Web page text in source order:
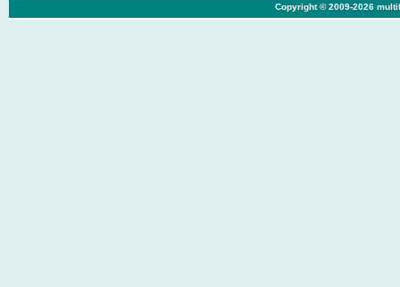
Copyright © 2009-2026